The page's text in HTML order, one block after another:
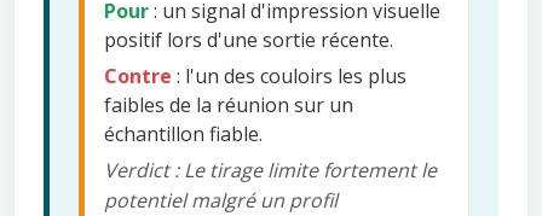
Pour: un signal d'impression visuelle
positif lors d'une sortie récente.
Contre : l'un des couloirs les plus
faibles de la réunion sur un
échantillon fiable.
Verdict : Le tirage limite fortement le
potentiel malgré un profil